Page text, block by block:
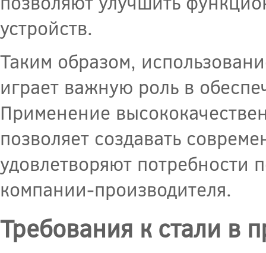
устройств.
Таким образом,
играет важную роль в
Применение
позволяет создавать
удовлетворяют
компании-производителя.
Требования к стали в